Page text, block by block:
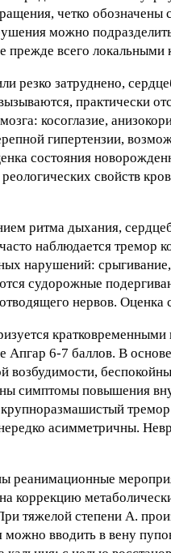
четко
можно
прежде всего локальными
резко затруднено,
практически
косоглазие,
гипертензии,
состояния
свойств
ритма дыхания,
наблюдается
нарушений:
судорожные
нервов.
6-7 баллов. В
симптомы повышения
асимметричны.
реанимационные
коррекцию
тяжелой степени А.
вводить в вену